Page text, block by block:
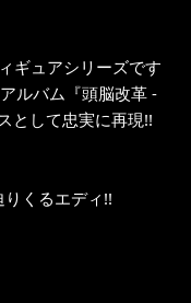
ギュアシリーズです
ルバム『頭脳改革 -
として忠実に再現!!
くるエディ!!